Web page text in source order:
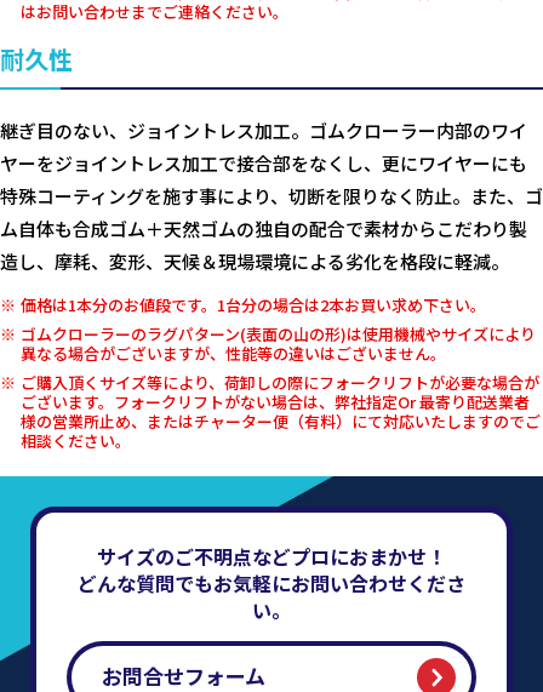
はお問い合わせまでご連絡ください。
耐久性
継ぎ目のない、ジョイントレス加工。ゴムクローラー内部のワイ
ヤーをジョイントレス加工で接合部をなくし、更にワイヤーにも
特殊コーティングを施す事により、切断を限りなく防止。また、ゴ
ム自体も合成ゴム＋天然ゴムの独自の配合で素材からこだわり製
造し、摩耗、変形、天候＆現場環境による劣化を格段に軽減。
価格は1本分のお値段です。1台分の場合は2本お買い求め下さい。
ゴムクローラーのラグパターン(表面の山の形)は使用機械やサイズにより
異なる場合がございますが、性能等の違いはございません。
ご購入頂くサイズ等により、荷卸しの際にフォークリフトが必要な場合が
ございます。フォークリフトがない場合は、弊社指定Or 最寄り配送業者
様の営業所止め、またはチャーター便（有料）にて対応いたしますのでご
相談ください。
サイズのご不明点などプロにおまかせ！
どんな質問でもお気軽にお問い合わせくださ
い。
お問合せフォーム